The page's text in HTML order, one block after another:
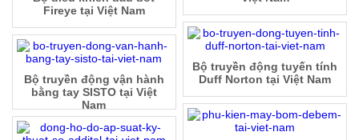
Fireye tại Việt Nam
Bộ truyền động tuyến tính
Duff Norton tại Việt Nam
Bộ truyền động vận hành
bằng tay SISTO tại Việt
Nam